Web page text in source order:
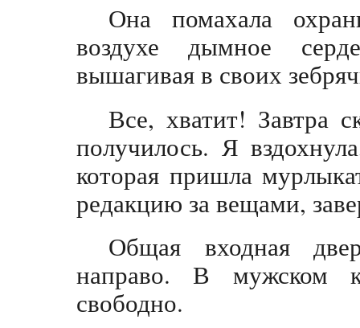
Она помахала
воздухе дымное
вышагивая в своих
Все, хватит! Завтра
получилось. Я
которая пришла
редакцию за вещами,
Общая входная
направо. В мужском
свободно.